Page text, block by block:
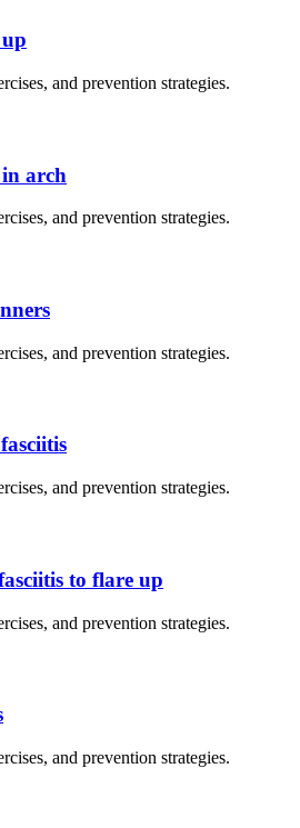
and prevention strategies.
arch
and prevention strategies.
and prevention strategies.
and prevention strategies.
to flare up
and prevention strategies.
and prevention strategies.